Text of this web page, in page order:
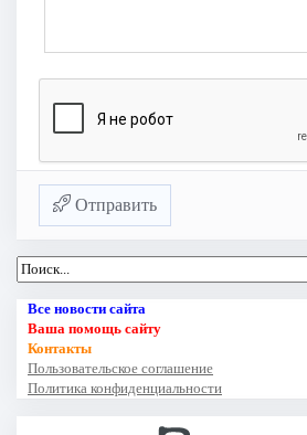
Отправить
Все новости сайта
Ваша помощь сайту
Контакты
Пользовательское соглашение
Политика конфиденциальности